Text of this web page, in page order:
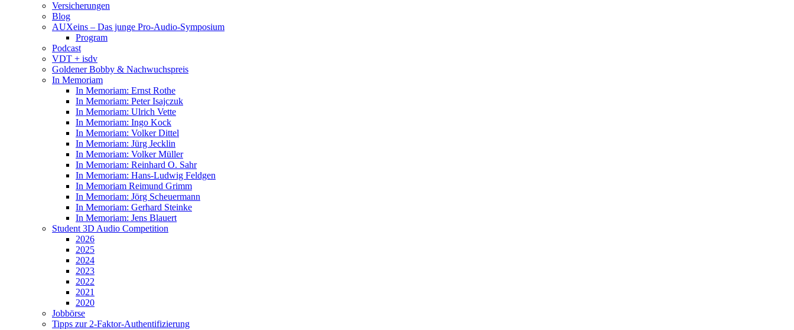
Versicherungen
Blog
AUXeins – Das junge Pro-Audio-Symposium
Program
Podcast
VDT + isdv
Goldener Bobby & Nachwuchspreis
In Memoriam
In Memoriam: Ernst Rothe
In Memoriam: Peter Isajczuk
In Memoriam: Ulrich Vette
In Memoriam: Ingo Kock
In Memoriam: Volker Dittel
In Memoriam: Jürg Jecklin
In Memoriam: Volker Müller
In Memoriam: Reinhard O. Sahr
In Memoriam: Hans-Ludwig Feldgen
In Memoriam Reimund Grimm
In Memoriam: Jörg Scheuermann
In Memoriam: Gerhard Steinke
In Memoriam: Jens Blauert
Student 3D Audio Competition
2026
2025
2024
2023
2022
2021
2020
Jobbörse
Tipps zur 2-Faktor-Authentifizierung